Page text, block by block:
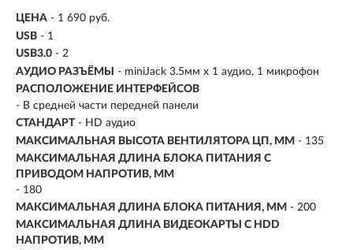
ЦЕНА - 1 690 руб.
USB - 1
USB3.0 - 2
АУДИО РАЗЪЁМЫ
- miniJack 3.5мм х 1 аудио, 1 микрофон
РАСПОЛОЖЕНИЕ ИНТЕРФЕЙСОВ
- В средней части передней панели
СТАНДАРТ - HD аудио
МАКСИМАЛЬНАЯ ВЫСОТА ВЕНТИЛЯТОРА ЦП, ММ - 135
МАКСИМАЛЬНАЯ ДЛИНА БЛОКА ПИТАНИЯ С
ПРИВОДОМ НАПРОТИВ, ММ
- 180
МАКСИМАЛЬНАЯ ДЛИНА БЛОКА ПИТАНИЯ, ММ - 200
МАКСИМАЛЬНАЯ ДЛИНА ВИДЕОКАРТЫ С HDD
НАПРОТИВ, ММ